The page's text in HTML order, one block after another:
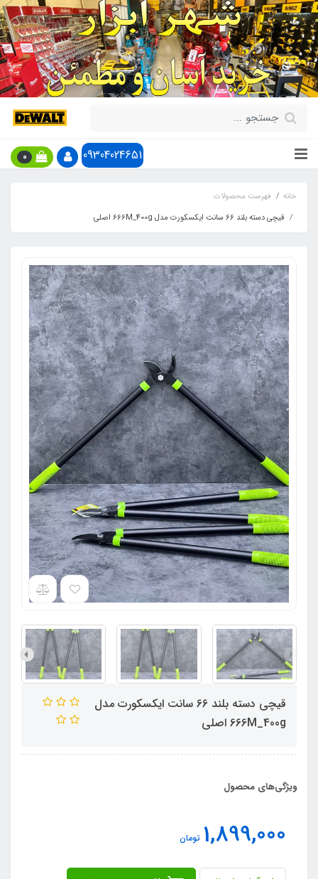
09304024651
0
خانه
فهرست محصولات
قیچی دسته بلند 66 سانت ایکسکورت مدل 666M_400g اصلی
قیچی دسته بلند 66 سانت ایکسکورت مدل
666M_400g اصلی
ویژگی‌های محصول
1,899,000 تومان